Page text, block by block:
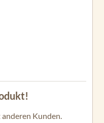
anderen Kunden.